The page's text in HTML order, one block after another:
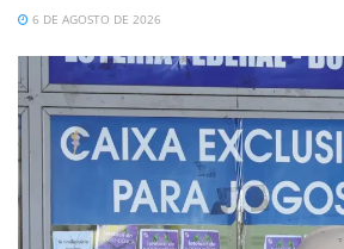
6 DE AGOSTO DE 2026